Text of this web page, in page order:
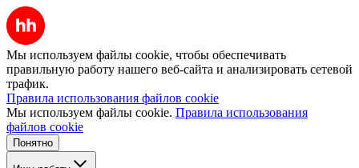
Мы используем файлы cookie, чтобы обеспечивать
правильную работу нашего веб-сайта и анализировать сетевой
трафик.
Правила использования файлов cookie
Мы используем файлы cookie. Правила использования
файлов cookie
Понятно